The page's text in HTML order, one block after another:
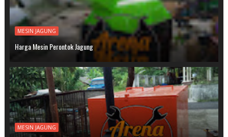
MESIN JAGUNG
Harga Mesin Perontok Jagung
MESIN JAGUNG